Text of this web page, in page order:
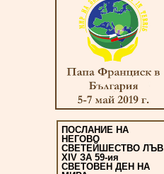
ПОСЛАНИЕ НА
НЕГОВО
СВЕТЕЙШЕСТВО ЛЪВ
XIV ЗА 59-ия
СВЕТОВЕН ДЕН НА